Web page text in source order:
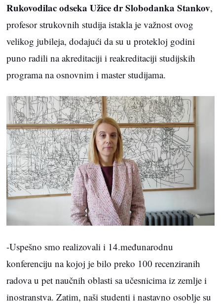
Rukovodilac odseka Užice dr Slobodanka Stankov,
profesor strukovnih studija istakla je važnost ovog
velikog jubileja, dodajući da su u protekloj godini
puno radili na akreditaciji i reakreditaciji studijskih
programa na osnovnim i master studijama.
-Uspešno smo realizovali i 14.međunarodnu
konferenciju na kojoj je bilo preko 100 recenziranih
radova u pet naučnih oblasti sa učesnicima iz zemlje i
inostranstva. Zatim, naši studenti i nastavno osoblje su